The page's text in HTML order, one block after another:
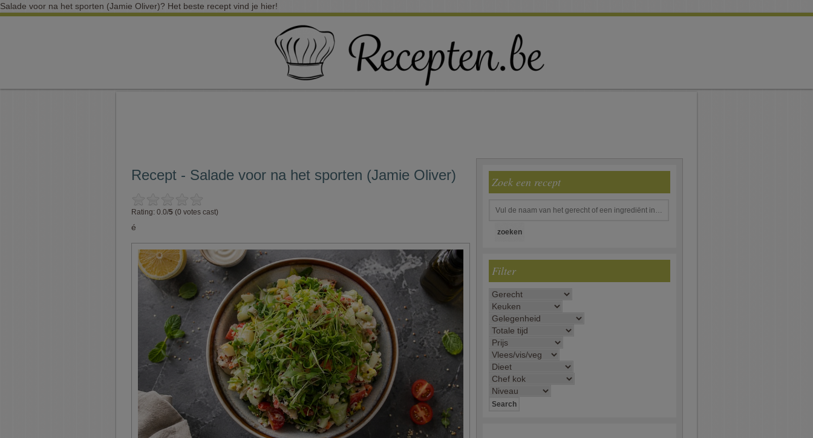
Salade voor na het sporten (Jamie Oliver)? Het beste recept vind je hier!
Recept - Salade voor na het sporten (Jamie Oliver)
Rating: 0.0/5 (0 votes cast)
é
Zoek een recept
Filter